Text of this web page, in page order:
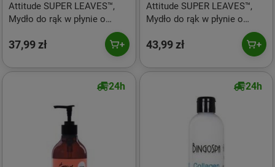
Attitude SUPER LEAVES™,
Mydło do rąk w płynie o
zapachu liści cytryny, 473 ml
37,99 zł
Attitude SUPER LEAVES™,
Mydło do rąk w płynie o
zapachu liści oliwnych, 473
ml
43,99 zł
24h 24h